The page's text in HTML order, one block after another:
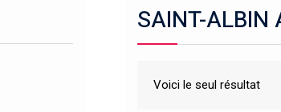
SAINT-ALBIN
Voici le seul résultat